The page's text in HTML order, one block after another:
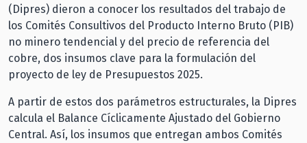
(Dipres) dieron a conocer los resultados del trabajo de
los Comités Consultivos del Producto Interno Bruto (PIB)
no minero tendencial y del precio de referencia del
cobre, dos insumos clave para la formulación del
proyecto de ley de Presupuestos 2025.
A partir de estos dos parámetros estructurales, la Dipres
calcula el Balance Cíclicamente Ajustado del Gobierno
Central. Así, los insumos que entregan ambos Comités